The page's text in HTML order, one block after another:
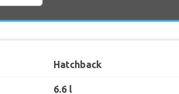
Hatchback
6.6 l